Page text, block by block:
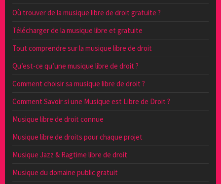
Où trouver de la musique libre de droit gratuite ?
Télécharger de la musique libre et gratuite
Tout comprendre sur la musique libre de droit
Qu’est-ce qu’une musique libre de droit ?
Comment choisir sa musique libre de droit ?
Comment Savoir si une Musique est Libre de Droit ?
Musique libre de droit connue
Musique libre de droits pour chaque projet
Musique Jazz & Ragtime libre de droit
Musique du domaine public gratuit